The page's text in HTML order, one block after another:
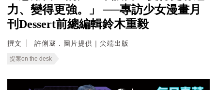
力、變得更強。」 ──專訪少女漫畫月
刊Dessert前總編輯鈴木重毅
撰文 許俐葳．圖片提供｜尖端出版
提案on the desk